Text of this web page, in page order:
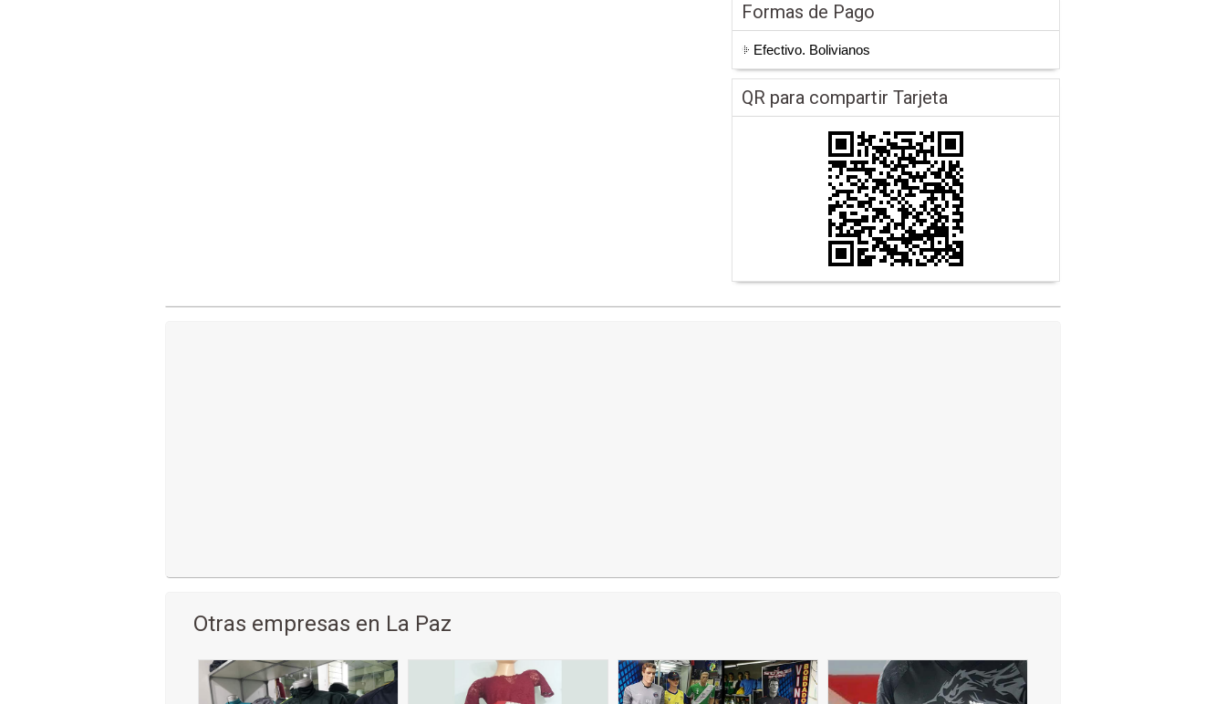
Formas de Pago
Efectivo. Bolivianos
QR para compartir Tarjeta
Otras empresas en La Paz